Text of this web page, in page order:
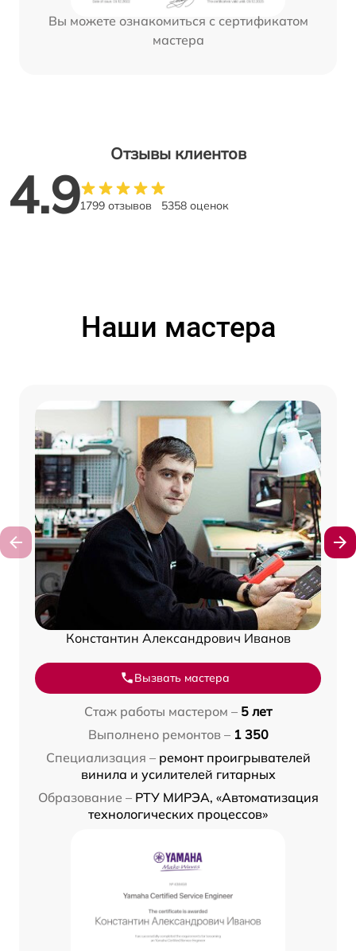
Вы можете ознакомиться с сертификатом
мастера
Отзывы клиентов
4.91799 отзывов 5358 оценок
Наши мастера
Константин Александрович Иванов
Вызвать мастера
Стаж работы мастером – 5 лет
Выполнено ремонтов – 1 350
Специализация – ремонт проигрывателей
винила и усилителей гитарных
Образование – РТУ МИРЭА, «Автоматизация
технологических процессов»